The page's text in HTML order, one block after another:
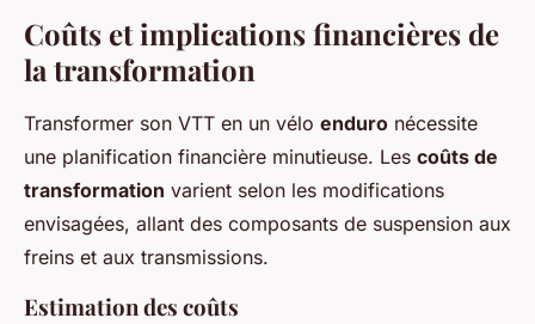
Coûts et implications financières de
la transformation
Transformer son VTT en un vélo enduro nécessite
une planification financière minutieuse. Les coûts de
transformation varient selon les modifications
envisagées, allant des composants de suspension aux
freins et aux transmissions.
Estimation des coûts